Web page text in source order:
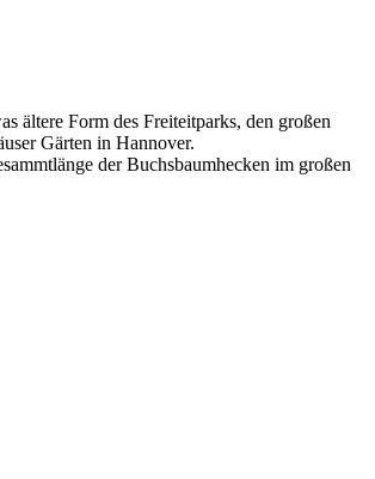
ältere Form des Freiteitparks, den großen
Gärten in Hannover.
der Buchsbaumhecken im großen